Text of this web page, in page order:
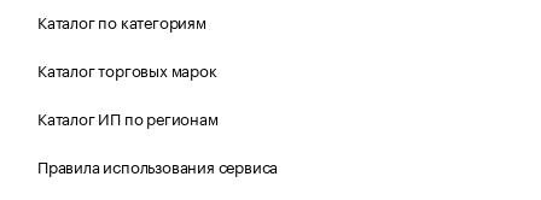
Каталог по категориям
Каталог торговых марок
Каталог ИП по регионам
Правила использования сервиса